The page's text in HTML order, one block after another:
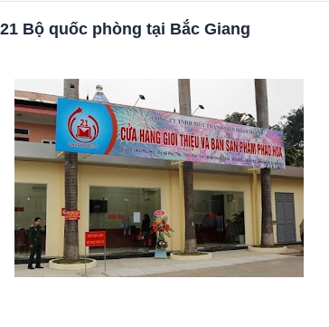
Bộ quốc phòng tại Bắc Giang